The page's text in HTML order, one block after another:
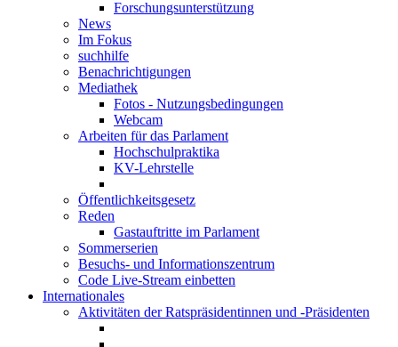
Forschungsunterstützung
News
Im Fokus
suchhilfe
Benachrichtigungen
Mediathek
Fotos - Nutzungsbedingungen
Webcam
Arbeiten für das Parlament
Hochschulpraktika
KV-Lehrstelle
Öffentlichkeitsgesetz
Reden
Gastauftritte im Parlament
Sommerserien
Besuchs- und Informationszentrum
Code Live-Stream einbetten
Internationales
Aktivitäten der Ratspräsidentinnen und -Präsidenten